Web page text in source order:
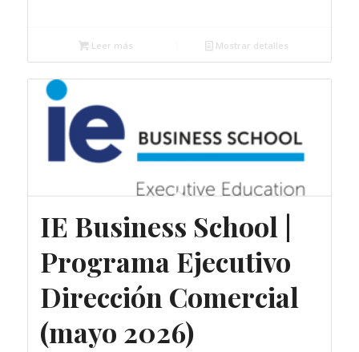
Leer más Mostrar detalles
IE Business School |
Programa Ejecutivo
Dirección Comercial
(mayo 2026)